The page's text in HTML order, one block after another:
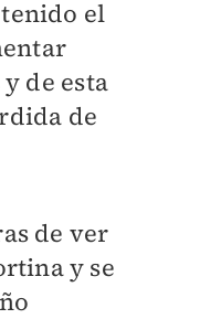
el
de esta
de
de ver
y se